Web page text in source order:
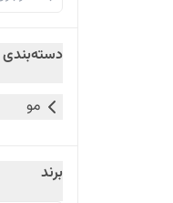
دسته‌بندی
مو
برند